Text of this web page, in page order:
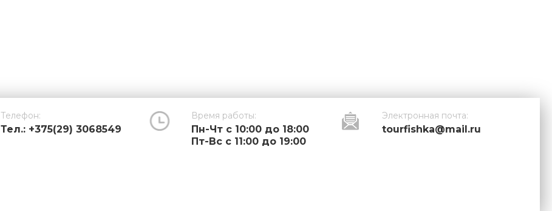
Телефон:
Тел.: +375(29) 3068549
Время работы:
Пн-Чт с 10:00 до 18:00
Пт-Вс с 11:00 до 19:00
Электронная почта:
tourfishka@mail.ru